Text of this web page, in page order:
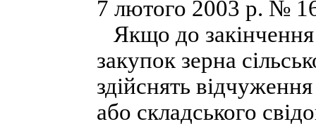
7 лютого 2003 р. №
Якщо до закінчення
закупок зерна
здійснять
або складського